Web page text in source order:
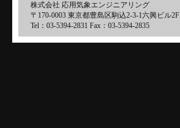
株式会社 応用気象エンジニアリング
〒170-0003 東京都豊島区駒込2-3-1六興ビル2F
Tel：03-5394-2831 Fax：03-5394-2835